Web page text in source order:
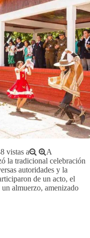
vistas a
A
la tradicional celebración
autoridades y la
de un acto, el
almuerzo, amenizado